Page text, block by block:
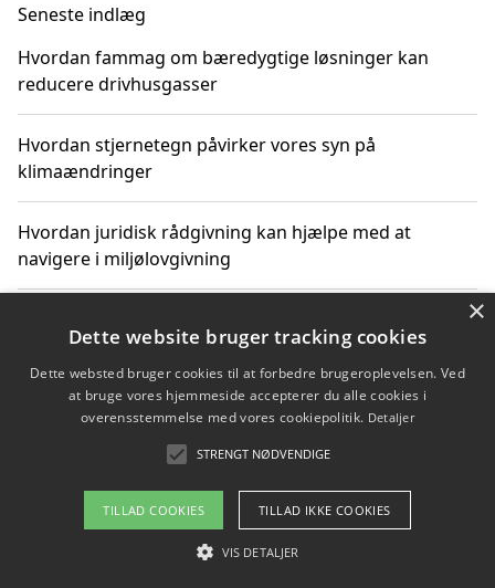
Seneste indlæg
Hvordan fammag om bæredygtige løsninger kan
reducere drivhusgasser
Hvordan stjernetegn påvirker vores syn på
klimaændringer
Hvordan juridisk rådgivning kan hjælpe med at
navigere i miljølovgivning
Hvordan spil og underholdning online kan inspirere til
bæredygtige valg
Køb produkter i danske webshops for at spare på
transport og nedbringe CO2-udledning
Copyright 2026 - Pilanto Aps
Om / kontakt
×
Dette website bruger tracking cookies
Dette websted bruger cookies til at forbedre brugeroplevelsen. Ved
at bruge vores hjemmeside accepterer du alle cookies i
overensstemmelse med vores cookiepolitik. Detaljer
STRENGT NØDVENDIGE
TILLAD COOKIES TILLAD IKKE COOKIES
VIS DETALJER